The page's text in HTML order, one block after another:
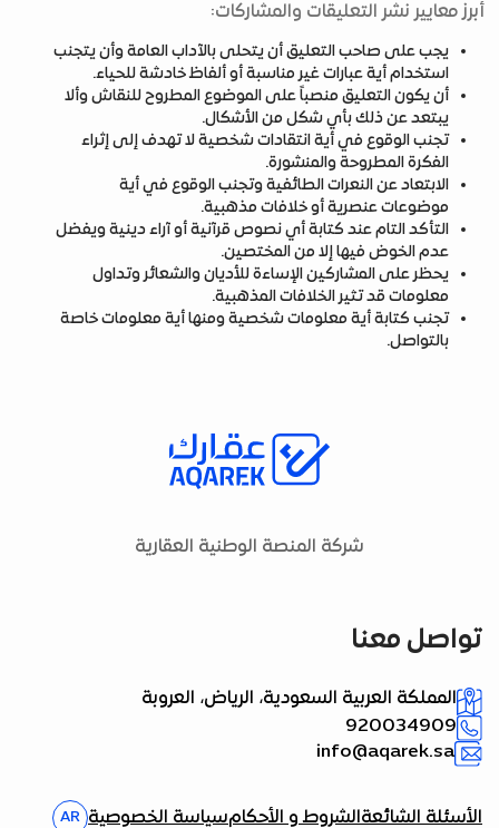
أبرز معايير نشر التعليقات والمشاركات:
يجب على صاحب التعليق أن يتحلى بالآداب العامة وأن يتجنب
استخدام أية عبارات غير مناسبة أو ألفاظ خادشة للحياء.
أن يكون التعليق منصباً على الموضوع المطروح للنقاش وألا
يبتعد عن ذلك بأي شكل من الأشكال.
تجنب الوقوع في أية انتقادات شخصية لا تهدف إلى إثراء
الفكرة المطروحة والمنشورة.
الابتعاد عن النعرات الطائفية وتجنب الوقوع في أية
موضوعات عنصرية أو خلافات مذهبية.
التأكد التام عند كتابة أي نصوص قرآنية أو آراء دينية ويفضل
عدم الخوض فيها إلا من المختصين.
يحظر على المشاركين الإساءة للأديان والشعائر وتداول
معلومات قد تثير الخلافات المذهبية.
تجنب كتابة أية معلومات شخصية ومنها أية معلومات خاصة
بالتواصل.
شركة المنصة الوطنية العقارية
تواصل معنا
المملكة العربية السعودية، الرياض، العروبة
920034909
info@aqarek.sa
الأسئلة الشائعةالشروط و الأحكامسياسة الخصوصية AR